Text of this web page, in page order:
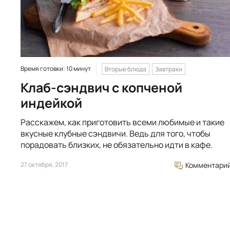
Время готовки: 10 минут Вторые блюда Завтраки
Клаб-сэндвич с копченой
индейкой
Расскажем, как приготовить всеми любимые и такие
вкусные клубные сэндвичи. Ведь для того, чтобы
порадовать близких, не обязательно идти в кафе.
27 октября, 2017